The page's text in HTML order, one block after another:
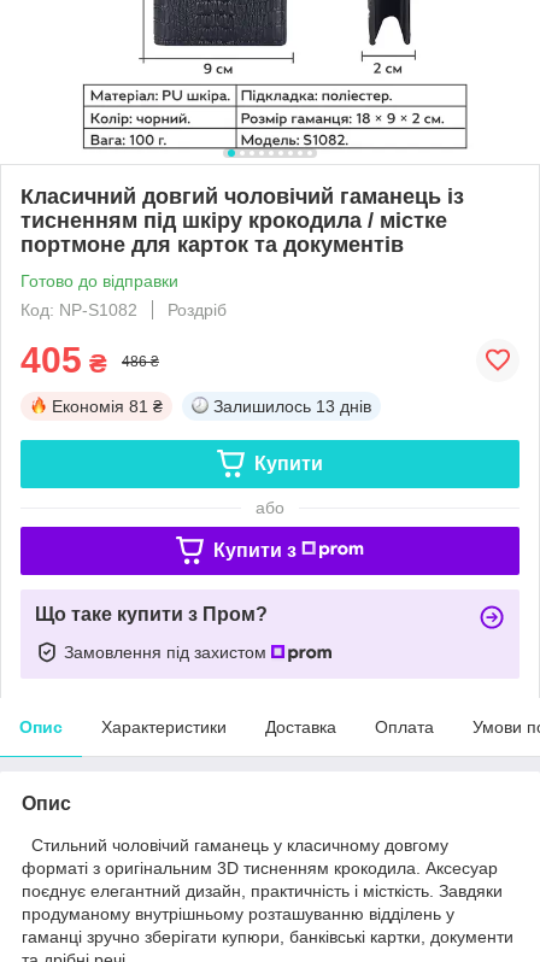
Класичний довгий чоловічий гаманець із
тисненням під шкіру крокодила / містке
портмоне для карток та документів
Готово до відправки
Код: NP-S1082
Роздріб
405 ₴ 486 ₴
Економія 81 ₴ Залишилось 13 днів
Купити
або
Купити з
Що таке купити з Пром?
Замовлення під захистом
Опис Характеристики Доставка Оплата Умови
Опис
Стильний чоловічий гаманець у класичному довгому
форматі з оригінальним 3D тисненням крокодила. Аксесуар
поєднує елегантний дизайн, практичність і місткість. Завдяки
продуманому внутрішньому розташуванню відділень у
гаманці зручно зберігати купюри, банківські картки, документи